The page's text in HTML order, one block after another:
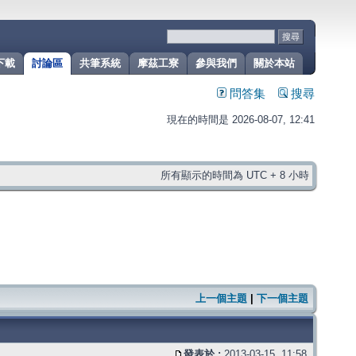
關於本站
參與我們
摩茲工寮
共筆系統
討論區
載
問答集 搜尋
現在的時間是 2026-08-07, 12:41
所有顯示的時間為 UTC + 8 小時
上一個主題 下一個主題